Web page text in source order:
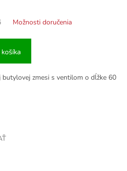
Možnosti doručenia
butylovej zmesi s ventilom o dĺžke 60